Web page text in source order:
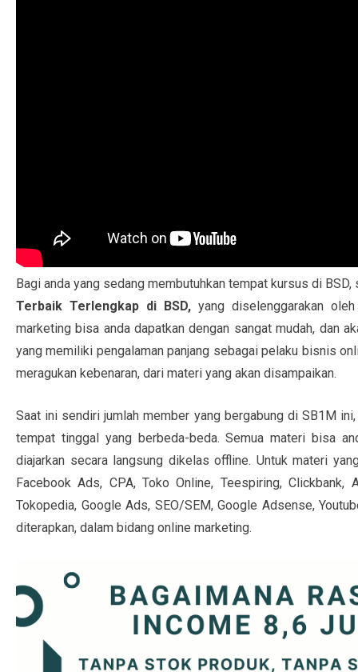
Bagi anda yang sedang membutuhkan tempat kursus di
Terbaik Terlengkap di BSD, yang diselenggarakan
marketing bisa anda dapatkan dengan sangat mudah, dan
yang memiliki pengalaman panjang sebagai pelaku bisnis
meragukan kebenaran, dari materi yang akan disampaikan.
Saat ini sendiri jumlah member yang bergabung di SB1M
tempat tinggal yang berbeda-beda. Semua materi bisa
diajarkan secara langsung dikelas offline. Untuk materi
Facebook Ads, CPA, Toko Online, Teespiring, Clickbank,
Tokopedia, Google Ads, SEO/SEM, Google Adsense,
diterapkan, dalam bidang online marketing.